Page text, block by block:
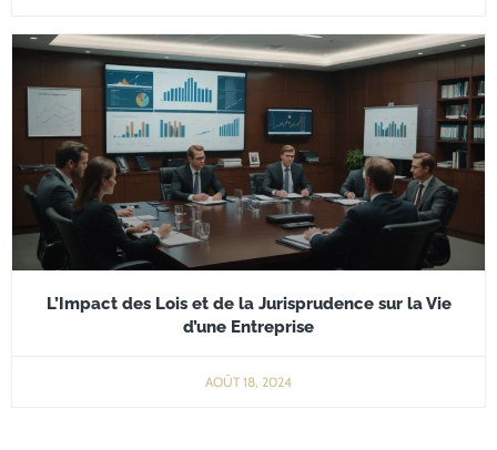
L’Impact des Lois et de la Jurisprudence sur la Vie
d’une Entreprise
AOÛT 18, 2024